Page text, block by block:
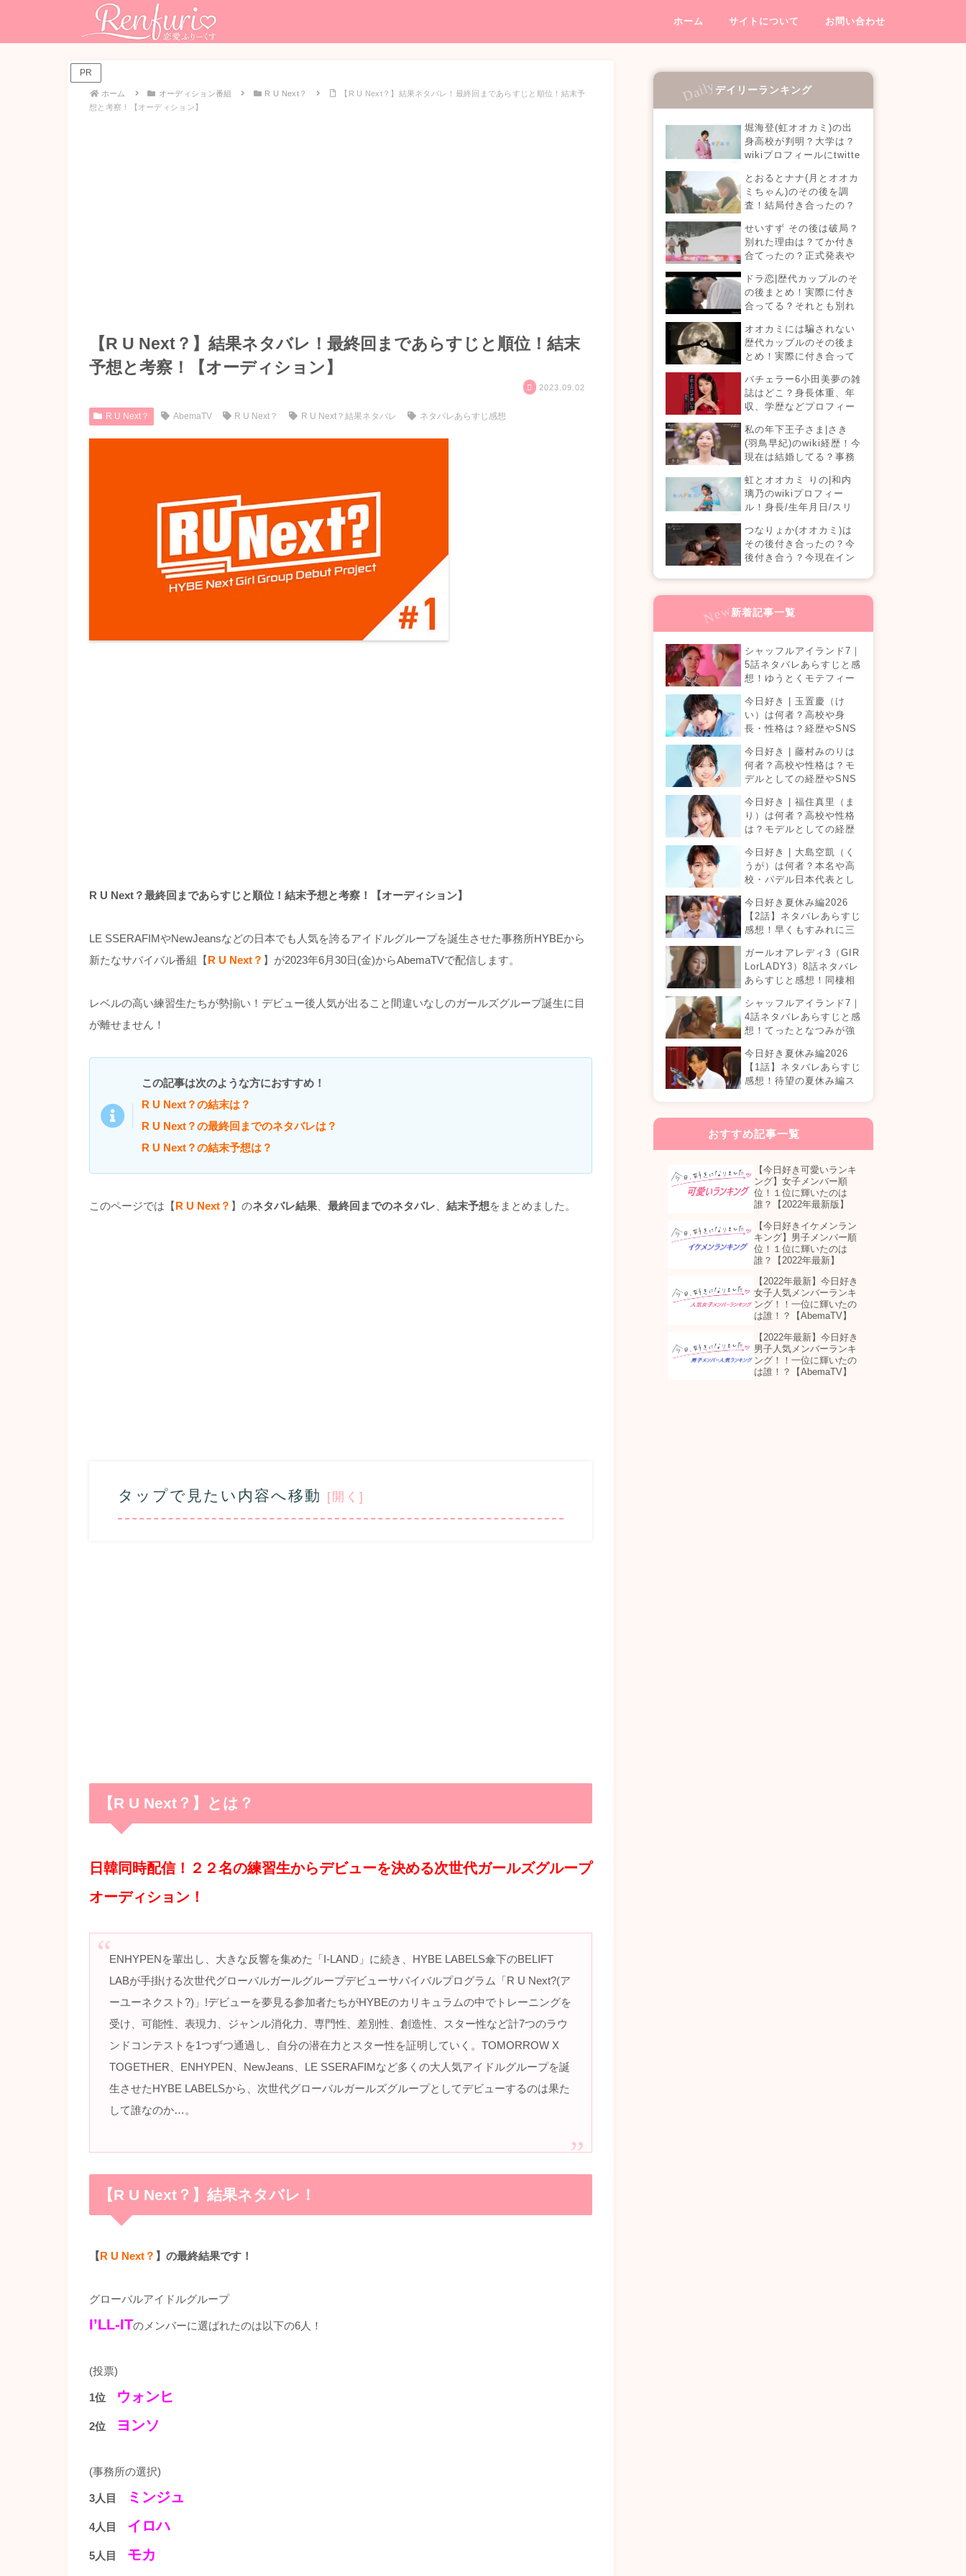
ホーム サイトについて お問い合わせ
PR
ホーム オーディション番組 R U Next？
【R U Next？】結果ネタバレ！最終回まであらすじと順位！結末予
想と考察！【オーディション】
【R U Next？】結果ネタバレ！最終回まであらすじと順位！結末
予想と考察！【オーディション】
2023.09.02
R U Next？ AbemaTV R U Next？ R U Next？結果ネタバレ ネタバレあらすじ感想
R U Next？最終回まであらすじと順位！結末予想と考察！【オーディション】
LE SSERAFIMやNewJeansなどの日本でも人気を誇るアイドルグループを誕生させた事務所HYBEから
新たなサバイバル番組【R U Next？ 】が2023年6月30日(金)からAbemaTVで配信します。
レベルの高い練習生たちが勢揃い！デビュー後人気が出ること間違いなしのガールズグループ誕生に目
が離せません！
この記事は次のような方におすすめ！
R U Next？の結末は？
R U Next？の最終回までのネタバレは？
R U Next？の結末予想は？
このページでは【R U Next？ 】のネタバレ結果 最終回までのネタバレ 結末予想をまとめました。
タップで見たい内容へ移動
【R U Next？】とは？
日韓同時配信！２２名の練習生からデビューを決める次世代ガールズグループ
オーディション！
ENHYPENを輩出し、大きな反響を集めた「I-LAND」に続き、HYBE LABELS傘下のBELIFT
LABが手掛ける次世代グローバルガールグループデビューサバイバルプログラム「R U Next?(ア
ーユーネクスト?)」!デビューを夢見る参加者たちがHYBEのカリキュラムの中でトレーニングを
受け、可能性、表現力、ジャンル消化力、専門性、差別性、創造性、スター性など計7つのラウ
ンドコンテストを1つずつ通過し、自分の潜在力とスター性を証明していく。TOMORROW X
TOGETHER、ENHYPEN、NewJeans、LE SSERAFIMなど多くの大人気アイドルグループを誕
生させたHYBE LABELSから、次世代グローバルガールズグループとしてデビューするのは果た
して誰なのか…。
【R U Next？】結果ネタバレ！
【R U Next？ 】の最終結果です！
グローバルアイドルグループ
I’LL-ITのメンバーに選ばれたのは以下の6人！
(投票)
1位 ウォンヒ
2位 ヨンソ
(事務所の選択)
3人目 ミンジュ
4人目 イロハ
5人目 モカ
デイリーランキング
堀海登(虹オオカミ)の出
身高校が判明？大学は？
wikiプロフィールにtwitte
オカミには騙されない】
とおるとナナ(月とオオカ
ミちゃん)のその後を調
査！結局付き合ったの？
せいすず その後は破局？
別れた理由は？てか付き
合てったの？正式発表や
ドラ恋|歴代カップルのそ
の後まとめ！実際に付き
合ってる？それとも別れ
【恋愛ドラマな恋がした
い】
オオカミには騙されない
歴代カップルのその後ま
とめ！実際に付き合って
現在の活動は？
バチェラー6小田美夢の雑
誌はどこ？身長体重、年
収、学歴などプロフィー
私の年下王子さま|さき
(羽鳥早紀)のwiki経歴！今
現在は結婚してる？事務
編)
虹とオオカミ りの|和内
璃乃のwikiプロフィー
ル！身長/生年月日/スリ
つなりょか(オオカミ)は
その後付き合ったの？今
後付き合う？今現在イン
新着記事一覧
シャッフルアイランド7｜
5話ネタバレあらすじと感
想！ゆうとくモテフィー
ったが暴走！？
今日好き | 玉置慶（け
い）は何者？高校や身
長・性格は？経歴やSNS
今日好き | 藤村みのりは
何者？高校や性格は？モ
デルとしての経歴やSNS
今日好き | 福住真里（ま
り）は何者？高校や性格
は？モデルとしての経歴
め！
今日好き | 大島空凱（く
うが）は何者？本名や高
校・パデル日本代表とし
ールまとめ！
今日好き夏休み編2026
【2話】ネタバレあらすじ
感想！早くもすみれに三
ルは生まれる？
ガールオアレディ3（GIR
LorLADY3）8話ネタバレ
あらすじと感想！同棲相
気持ちの変化は…？
シャッフルアイランド7｜
4話ネタバレあらすじと感
想！てったとなつみが強
カップル誕生！？
今日好き夏休み編2026
【1話】ネタバレあらすじ
感想！待望の夏休み編ス
おすすめ記事一覧
【今日好き可愛いランキ
ング】女子メンバー順
位！１位に輝いたのは
誰？【2022年最新版】
【今日好きイケメンラン
キング】男子メンバー順
位！１位に輝いたのは
誰？【2022年最新】
【2022年最新】今日好き
女子人気メンバーランキ
ング！！一位に輝いたの
は誰！？【AbemaTV】
【2022年最新】今日好き
男子人気メンバーランキ
ング！！一位に輝いたの
は誰！？【AbemaTV】